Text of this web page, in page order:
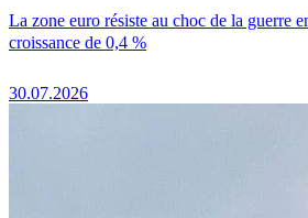
La zone euro résiste au choc de la guerre
croissance de 0,4 %
30.07.2026